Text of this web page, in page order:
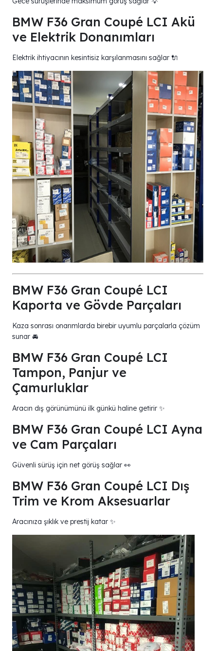
BMW F36 Gran Coupé LCI Akü
ve Elektrik Donanımları
Elektrik ihtiyacının kesintisiz karşılanmasını sağlar 🔌
BMW F36 Gran Coupé LCI
Kaporta ve Gövde Parçaları
Kaza sonrası onarımlarda birebir uyumlu parçalarla çözüm
sunar 🚘
BMW F36 Gran Coupé LCI
Tampon, Panjur ve
Çamurluklar
Aracın dış görünümünü ilk günkü haline getirir ✨
BMW F36 Gran Coupé LCI Ayna
ve Cam Parçaları
Güvenli sürüş için net görüş sağlar 👀
BMW F36 Gran Coupé LCI Dış
Trim ve Krom Aksesuarlar
Aracınıza şıklık ve prestij katar ✨